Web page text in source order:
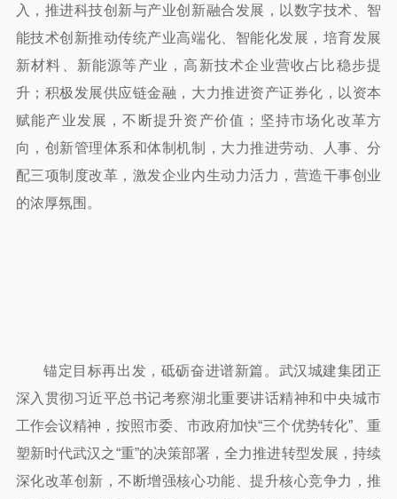
入，推进科技创新与产业创新融合发展，以数字技术、智
能技术创新推动传统产业高端化、智能化发展，培育发展
新材料、新能源等产业，高新技术企业营收占比稳步提
升；积极发展供应链金融，大力推进资产证券化，以资本
赋能产业发展，不断提升资产价值；坚持市场化改革方
向，创新管理体系和体制机制，大力推进劳动、人事、分
配三项制度改革，激发企业内生动力活力，营造干事创业
的浓厚氛围。
锚定目标再出发，砥砺奋进谱新篇。武汉城建集团正
深入贯彻习近平总书记考察湖北重要讲话精神和中央城市
工作会议精神，按照市委、市政府加快“三个优势转化”、重
塑新时代武汉之“重”的决策部署，全力推进转型发展，持续
深化改革创新，不断增强核心功能、提升核心竞争力，推